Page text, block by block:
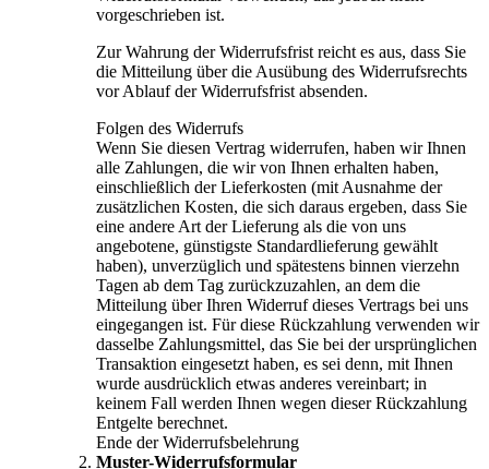
vorgeschrieben ist.
Zur Wahrung der Widerrufsfrist reicht es aus, dass Sie
die Mitteilung über die Ausübung des Widerrufsrechts
vor Ablauf der Widerrufsfrist absenden.
Folgen des Widerrufs
Wenn Sie diesen Vertrag widerrufen, haben wir Ihnen
alle Zahlungen, die wir von Ihnen erhalten haben,
einschließlich der Lieferkosten (mit Ausnahme der
zusätzlichen Kosten, die sich daraus ergeben, dass Sie
eine andere Art der Lieferung als die von uns
angebotene, günstigste Standardlieferung gewählt
haben), unverzüglich und spätestens binnen vierzehn
Tagen ab dem Tag zurückzuzahlen, an dem die
Mitteilung über Ihren Widerruf dieses Vertrags bei uns
eingegangen ist. Für diese Rückzahlung verwenden wir
dasselbe Zahlungsmittel, das Sie bei der ursprünglichen
Transaktion eingesetzt haben, es sei denn, mit Ihnen
wurde ausdrücklich etwas anderes vereinbart; in
keinem Fall werden Ihnen wegen dieser Rückzahlung
Entgelte berechnet.
Ende der Widerrufsbelehrung
Muster-Widerrufsformular